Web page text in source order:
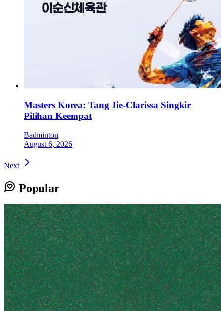
Masters Korea: Tang Jie-Clarissa Singkir
Pilihan Keempat
Badminton
August 6, 2026
Next
Popular